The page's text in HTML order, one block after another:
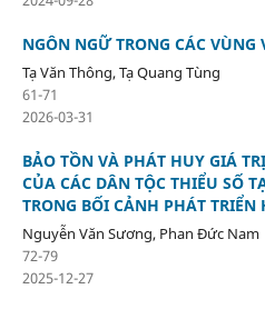
NGÔN NGỮ TRONG CÁC
Tạ Văn Thông, Tạ Quang Tùng
61-71
2026-03-31
BẢO TỒN VÀ PHÁT HUY GIÁ
CỦA CÁC DÂN TỘC THIỂU SỐ
TRONG BỐI CẢNH PHÁT TRIỂN
Nguyễn Văn Sương, Phan Đức Nam
72-79
2025-12-27